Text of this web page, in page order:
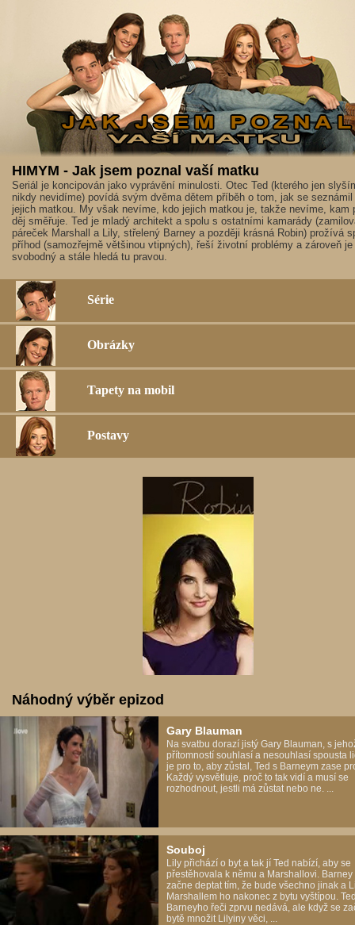
HIMYM - Jak jsem poznal vaší matku
Seriál je koncipován jako vyprávění minulosti. Otec Ted (kterého jen
nikdy nevidíme) povídá svým dvěma dětem příběh o tom, jak se seznámil
jejich matkou. My však nevíme, kdo jejich matkou je, takže nevíme, kam
děj směřuje. Ted je mladý architekt a spolu s ostatními kamarády
páreček Marshall a Lily, střelený Barney a později krásná Robin) prožívá
příhod (samozřejmě většinou vtipných), řeší životní problémy a zároveň je
svobodný a stále hledá tu pravou.
Série
Obrázky
Tapety na mobil
Postavy
Náhodný výběr epizod
Gary Blauman
Na svatbu dorazí jistý Gary Blauman, s
přítomností souhlasí a nesouhlasí spousta
je pro to, aby zůstal, Ted s Barneym zase
Každý vysvětluje, proč to tak vidí a musí se
rozhodnout, jestli má zůstat nebo ne. ...
Souboj
Lily přichází o byt a tak jí Ted nabízí, aby se
přestěhovala k němu a Marshallovi. Barney
začne deptat tím, že bude všechno jinak a
Marshallem ho nakonec z bytu vyštípou.
Barneyho řeči zprvu nedává, ale když se
bytě množit Lilyiny věci, ...